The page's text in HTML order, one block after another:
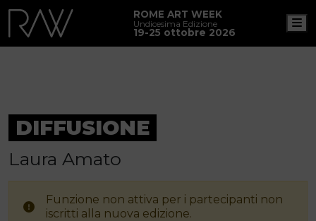
ROME ART WEEK
Undicesima Edizione
19-25 ottobre 2026
DIFFUSIONE
Laura Amato
Funzione non attiva per i partecipanti non
iscritti alla nuova edizione.